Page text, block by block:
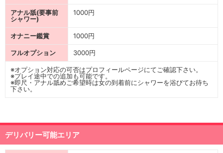
アナル舐(要事前
シャワー)
1000円
オナニー鑑賞 1000円
フルオプション 3000円
※オプション対応の可否はプロフィールページにてご確認下さい。
※プレイ途中での追加も可能です。
※即尺・アナル舐めご希望時は女の到着前にシャワーを浴びてお待ち
下さい。
デリバリー可能エリア